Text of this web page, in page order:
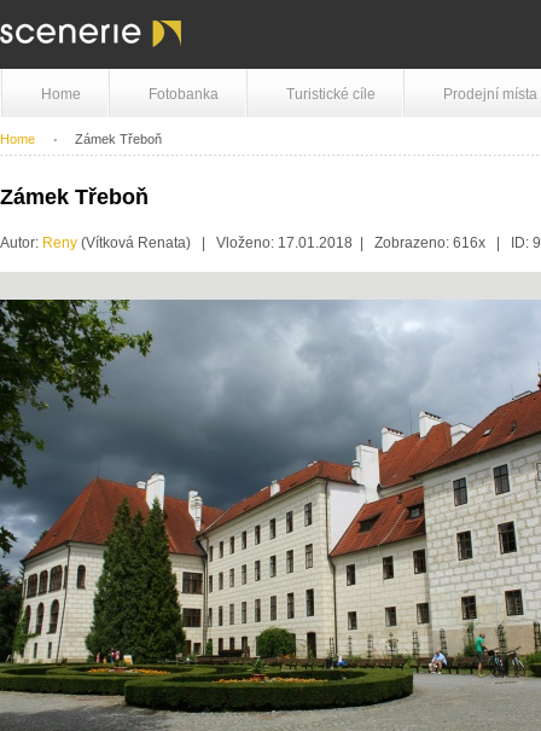
Home Fotobanka Turistické cíle Prodejní místa
Home Zámek Třeboň
Zámek Třeboň
Autor: Reny (Vítková Renata) | Vloženo: 17.01.2018 | Zobrazeno: 616x | ID: